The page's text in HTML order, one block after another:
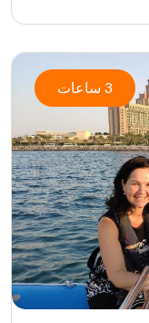
3 ساعات